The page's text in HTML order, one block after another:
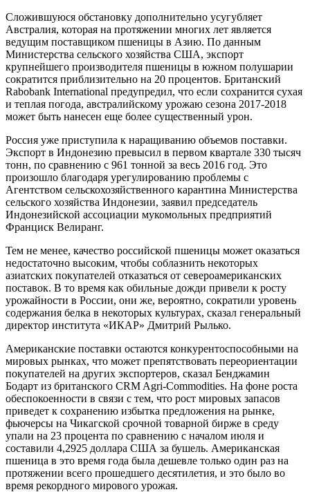
Сложившуюся обстановку дополнительно усугубляет
Австралия, которая на протяжении многих лет является
ведущим поставщиком пшеницы в Азию. По данным
Министерства сельского хозяйства США, экспорт
крупнейшего производителя пшеницы в южном полушарии
сократится приблизительно на 20 процентов. Британский
Rabobank International предупредил, что если сохранится сухая
и теплая погода, австралийскому урожаю сезона 2017-2018
может быть нанесен еще более существенный урон.
Россия уже приступила к наращиванию объемов поставки.
Экспорт в Индонезию превысил в первом квартале 330 тысяч
тонн, по сравнению с 961 тонной за весь 2016 год. Это
произошло благодаря урегулированию проблемы с
Агентством сельскохозяйственного карантина Министерства
сельского хозяйства Индонезии, заявил председатель
Индонезийской ассоциации мукомольных предприятий
Франциск Велиранг.
Тем не менее, качество российской пшеницы может оказаться
недостаточно высоким, чтобы соблазнить некоторых
азиатских покупателей отказаться от североамериканских
поставок. В то время как обильные дожди привели к росту
урожайности в России, они же, вероятно, сократили уровень
содержания белка в некоторых культурах, сказал генеральный
директор института «ИКАР» Дмитрий Рылько.
Американские поставки остаются конкурентоспособными на
мировых рынках, что может препятствовать переориентации
покупателей на других экспортеров, сказал Бенджамин
Бодарт из британского CRM Agri-Commodities. На фоне роста
обеспокоенности в связи с тем, что рост мировых запасов
приведет к сохранению избытка предложения на рынке,
фьючерсы на Чикагской срочной товарной бирже в среду
упали на 23 процента по сравнению с началом июля и
составили 4,2925 доллара США за бушель. Американская
пшеница в это время года была дешевле только один раз на
протяжении всего прошедшего десятилетия, и это было во
время рекордного мирового урожая.